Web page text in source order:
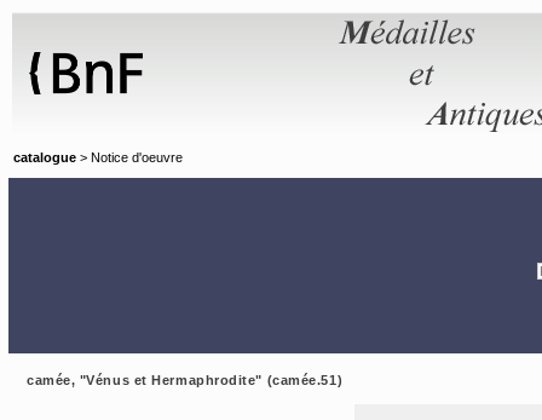
catalogue > Notice d'oeuvre
camée, "Vénus et Hermaphrodite" (camée.51)